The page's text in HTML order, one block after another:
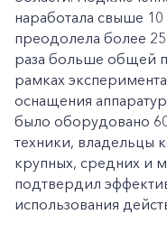
наработала свыше 10
преодолела более
раза больше общей
рамках
оснащения
было оборудовано
техники, владельцы
крупных, средних и
подтвердил
использования